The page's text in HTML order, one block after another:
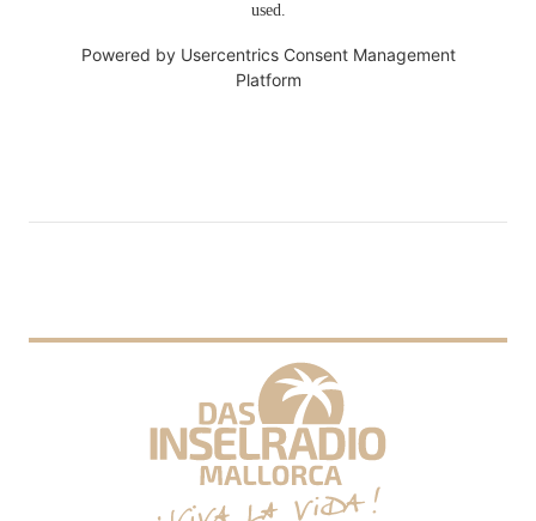
used.
Powered by Usercentrics Consent Management
Platform